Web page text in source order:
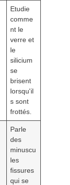
Etudie
comme
nt le
verre et
le
silicium
se
brisent
lorsqu'il
s sont
frottés.
Parle
des
minuscu
les
fissures
qui se